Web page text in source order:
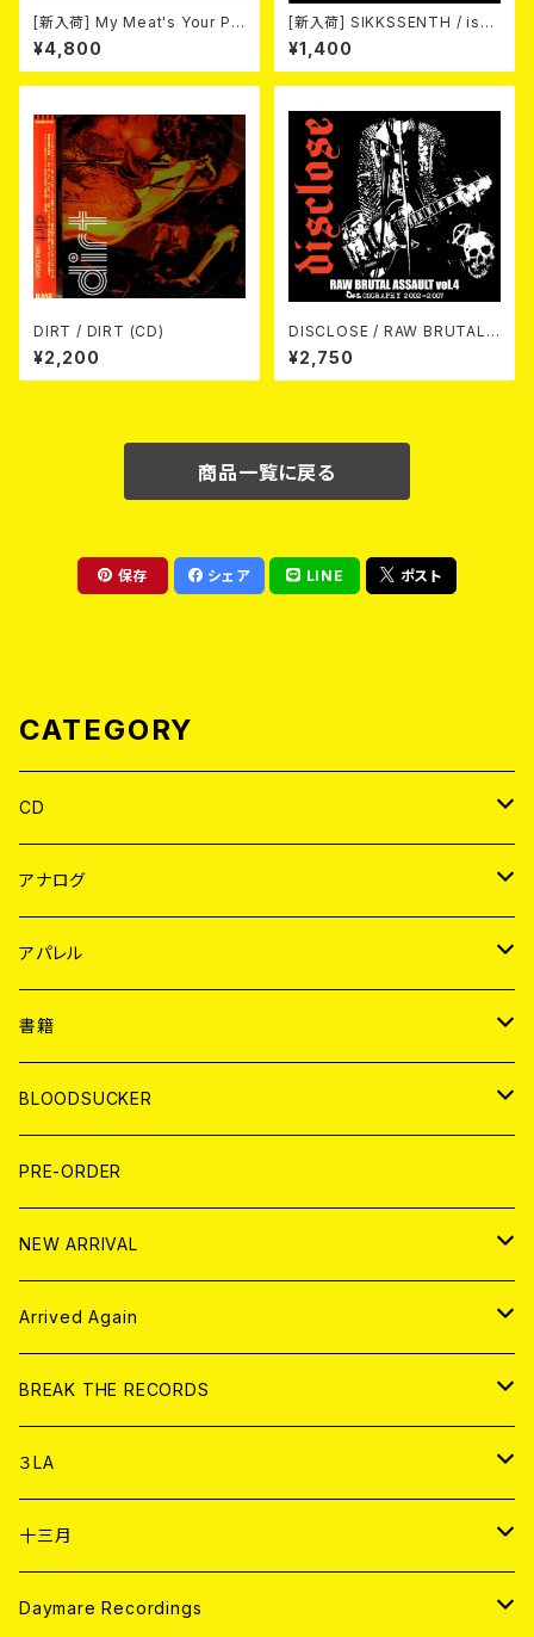
[新入荷] My Meat's Your Po
ison -あんたにゃ毒でもオイラ
にゃ薬- / BLACK T-shirt (XX
L & XXXL)
¥4,800
[新入荷] SIKKSSENTH / issu
es (CD-R)
¥1,400
DIRT / DIRT (CD)
¥2,200
DISCLOSE / RAW BRUTAL
ASSAULT Vol.4 : DISCOGR
APHY 2002-2007 (2xCD)
¥2,750
商品一覧に戻る
保存 シェア LINE ポスト
CATEGORY
CD
JAPAN
WORLD
アナログ
JAPAN
７EP
LP
WORLD
7EP
LP
アパレル
JAPAN
T-shirt
HOOD
WORLD
T-shirt
HOOD
書籍
MAGAZINE
BOLLOCKS
EL ZINE
写真集 (PHOTOBOOK)
BLOODSUCKER
CD
アナログ
アパレル
書籍
DIGITAL CONTENTS
PRE-ORDER
NEW ARRIVAL
CD
アナログ
Arrived Again
CD
アナログ
BREAK THE RECORDS
CD
ANALOG
アパレル
３LA
CD
ANALOG
十三月
CD
Daymare Recordings